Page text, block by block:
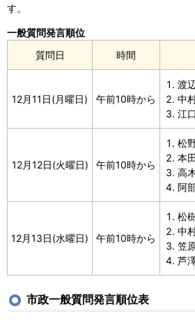
す。
質問日 時間
一般質問発言順位
12月11日(月曜日) 午前10時から
渡
中
江
12月12日(火曜日) 午前10時から
松
本
高
阿
12月13日(水曜日) 午前10時から
松
中
笠
芦
市政一般質問発言順位表